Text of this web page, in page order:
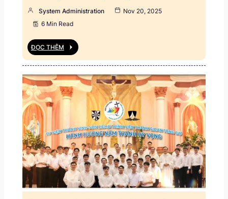
System Administration
Nov 20, 2025
6 Min Read
ĐỌC THÊM